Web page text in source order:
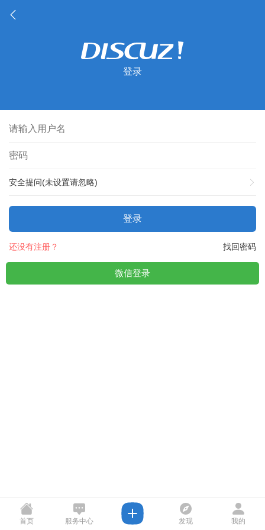
登录
安全提问(未设置请忽略)
登录
找回密码
还没有注册？
微信登录
首页 服务中心 发现 我的